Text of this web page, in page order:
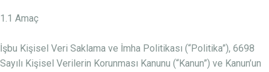
1.1 Amaç
İşbu Kişisel Veri Saklama ve İmha Politikası (“Politika”), 6698
Sayılı Kişisel Verilerin Korunması Kanunu (“Kanun”) ve Kanun’un